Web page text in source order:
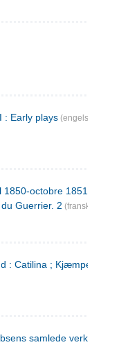
: Early plays (engelsk)
1850-octobre 1851) : Poèmes
Guerrier. 2 (fransk)
: Catilina ; Kjæmpehøien ;
samlede verker. 1